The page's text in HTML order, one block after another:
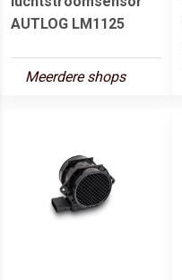
AUTLOG LM1125
Meerdere shops